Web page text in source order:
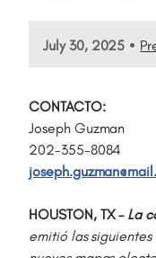
July 30, 2025 •
CONTACTO:
Joseph Guzman
202-355-8084
HOUSTON, TX – La
emitió las